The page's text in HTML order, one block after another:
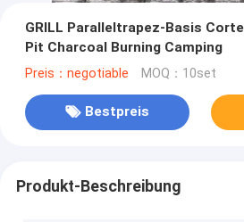
GRILL Paralleltrapez-Basis
Pit Charcoal Burning Camping
Preis：negotiable MOQ：10set
Bestpreis
Produkt-Beschreibung